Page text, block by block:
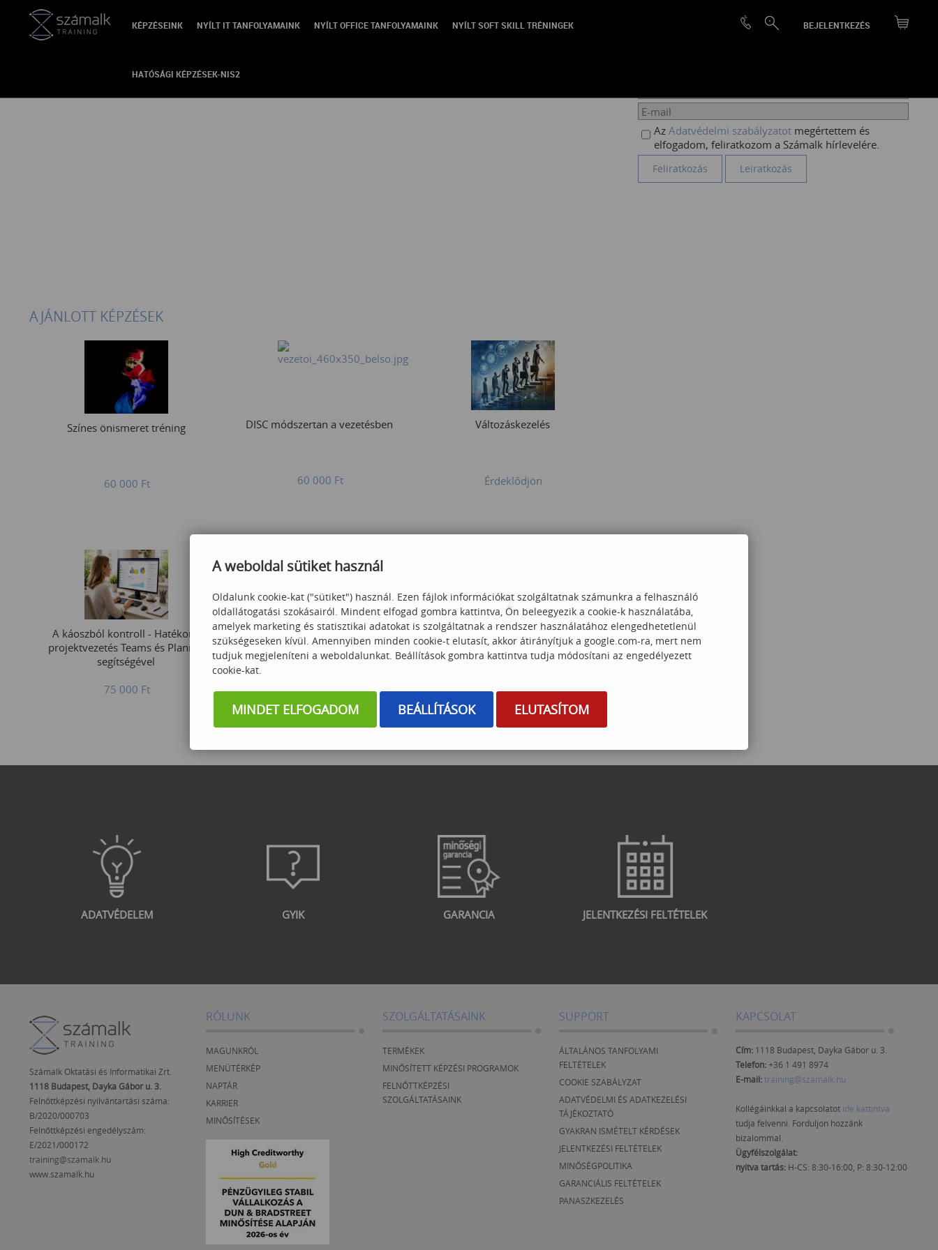
BEJELENTKEZÉS
KÉPZÉSEINK NYÍLT IT TANFOLYAMAINK NYÍLT OFFICE TANFOLYAMAINK NYÍLT SOFT SKILL TRÉNINGEK
HATÓSÁGI KÉPZÉSEK-NIS2
VISSZA
Az Adatvédelmi szabályzatot megértettem és
elfogadom, feliratkozom a Számalk hírlevelére.
AJÁNLOTT KÉPZÉSEK
Színes önismeret tréning
60 000 Ft
DISC módszertan a vezetésben
60 000 Ft
Változáskezelés
Érdeklődjön
A káoszból kontroll - Hatékony
projektvezetés Teams és Planner
segítségével
75 000 Ft
Microsoft Power BI: Elemzés és
Interaktív Vizualizáció
45 000Ft
Smart Green Office Systems-
Automatizáció,
energiaoptimalizálás és workplace
49 000Ft
ADATVÉDELEM GYIK GARANCIA JELENTKEZÉSI FELTÉTELEK
Számalk Oktatási és Informatikai Zrt.
1118 Budapest, Dayka Gábor u. 3.
Felnőttképzési nyilvántartási száma:
B/2020/000703
Felnőttképzési engedélyszám:
E/2021/000172
training@szamalk.hu
www.szamalk.hu
RÓLUNK
MAGUNKRÓL
MENÜTÉRKÉP
NAPTÁR
KARRIER
MINŐSÍTÉSEK
SZOLGÁLTATÁSAINK
TERMÉKEK
MINŐSÍTETT KÉPZÉSI PROGRAMOK
FELNŐTTKÉPZÉSI
SZOLGÁLTATÁSAINK
SUPPORT
ÁLTALÁNOS TANFOLYAMI
FELTÉTELEK
COOKIE SZABÁLYZAT
ADATVÉDELMI ÉS ADATKEZELÉSI
TÁJÉKOZTATÓ
GYAKRAN ISMÉTELT KÉRDÉSEK
JELENTKEZÉSI FELTÉTELEK
MINŐSÉGPOLITIKA
GARANCIÁLIS FELTÉTELEK
PANASZKEZELÉS
KAPCSOLAT
Cím: 1118 Budapest, Dayka Gábor u. 3.
Telefon:+36 1 491 8974
E-mail:training@szamalk.hu
Kollégáinkkal a kapcsolatot ide kattintva
tudja felvenni. Forduljon hozzánk
bizalommal.
Ügyfélszolgálat:
nyitva tartás: H-CS: 8:30-16:00, P: 8:30-12:00
A weboldal sütiket használ
Oldalunk cookie-kat ("sütiket") használ. Ezen fájlok információkat szolgáltatnak számunkra a felhasználó
oldallátogatási szokásairól. Mindent elfogad gombra kattintva, Ön beleegyezik a cookie-k használatába,
amelyek marketing és statisztikai adatokat is szolgáltatnak a rendszer használatához elengedhetetlenül
szükségeseken kívül. Amennyiben minden cookie-t elutasít, akkor átirányítjuk a google.com-ra, mert nem
tudjuk megjeleníteni a weboldalunkat. Beállítások gombra kattintva tudja módosítani az engedélyezett
cookie-kat.
MINDET ELFOGADOM BEÁLLÍTÁSOK ELUTASÍTOM